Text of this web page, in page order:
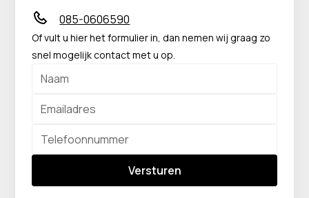
085-0606590
Of vult u hier het formulier in, dan nemen wij graag zo
snel mogelijk contact met u op.